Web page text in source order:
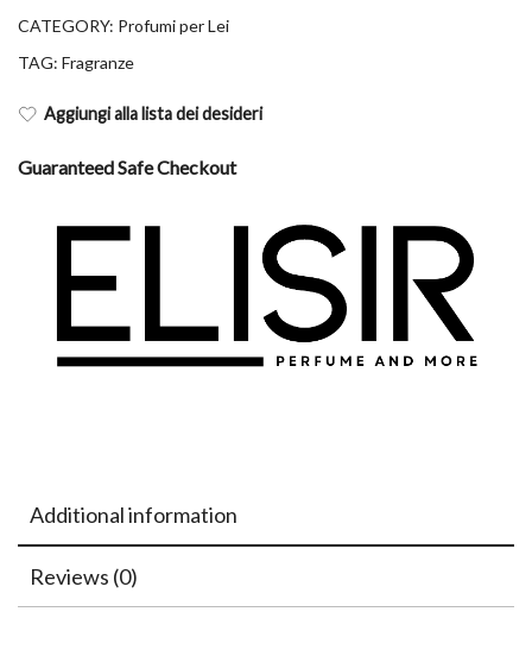
CATEGORY: Profumi per Lei
TAG: Fragranze
Aggiungi alla lista dei desideri
Guaranteed Safe Checkout
Additional information
Reviews (0)